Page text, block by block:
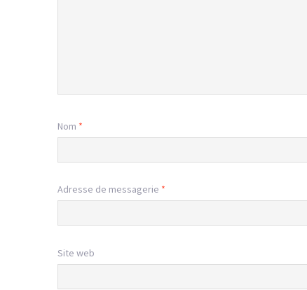
Nom *
Adresse de messagerie *
Site web